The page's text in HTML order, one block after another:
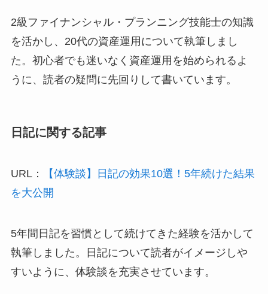
2級ファイナンシャル・プランニング技能士の知識
を活かし、20代の資産運用について執筆しまし
た。初心者でも迷いなく資産運用を始められるよ
うに、読者の疑問に先回りして書いています。
日記に関する記事
URL：
【体験談】日記の効果10選！5年続けた結果
を大公開
5年間日記を習慣として続けてきた経験を活かして
執筆しました。日記について読者がイメージしや
すいように、体験談を充実させています。